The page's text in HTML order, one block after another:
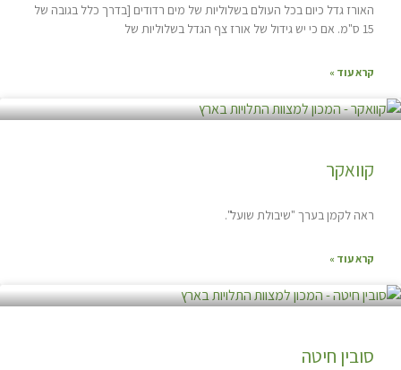
האורז גדל כיום בכל העולם בשלוליות של מים רדודים [בדרך כלל בגובה של
15 ס"מ. אם כי יש גידול של אורז צף הגדל בשלוליות של
קרא עוד »
קוואקר
ראה לקמן בערך "שיבולת שועל".
קרא עוד »
סובין חיטה